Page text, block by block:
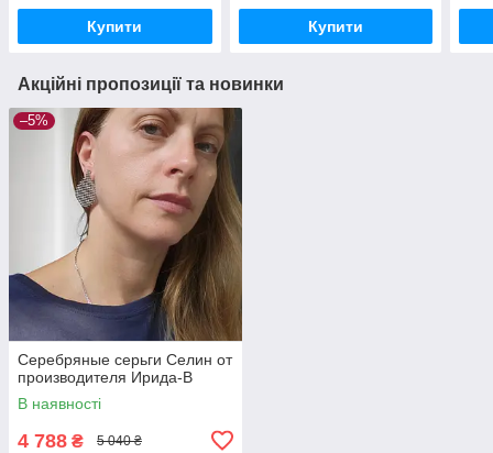
Купити Купити
Акційні пропозиції та новинки
–5%
Серебряные серьги Селин от
производителя Ирида-В
В наявності
4 788 ₴ 5 040 ₴